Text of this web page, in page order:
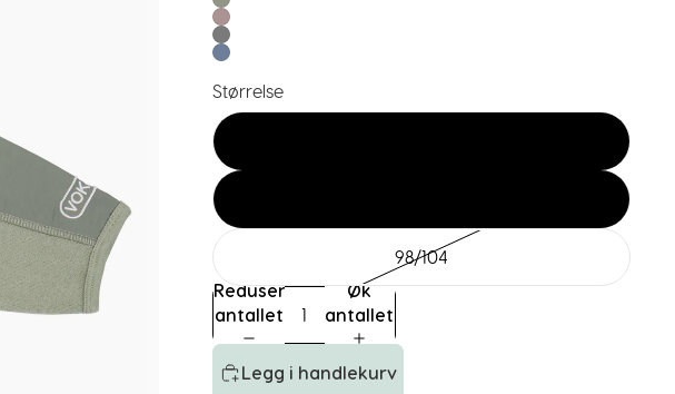
Størrelse
98/104
Reduser
antallet
Øk
antallet
Legg i handlekurv